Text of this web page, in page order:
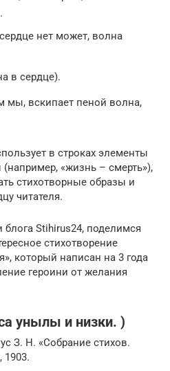
нет может, волна
в сердце).
мы, вскипает пеной волна,
в строках элементы
«жизнь – смерть»),
стихотворные образы и
читателя.
Stihirus24, поделимся
стихотворение
который написан на 3 года
героини от желания
унылы и низки. )
З. Н. «Собрание стихов.
1903.